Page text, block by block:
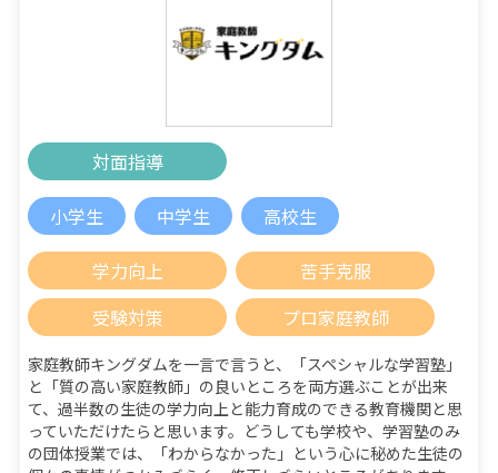
対面指導
小学生 中学生 高校生
学力向上
苦手克服
受験対策
プロ家庭教師
家庭教師キングダムを一言で言うと、「スペシャルな学習塾」
と「質の高い家庭教師」の良いところを両方選ぶことが出来
て、過半数の生徒の学力向上と能力育成のできる教育機関と思
っていただけたらと思います。どうしても学校や、学習塾のみ
の団体授業では、「わからなかった」という心に秘めた生徒の